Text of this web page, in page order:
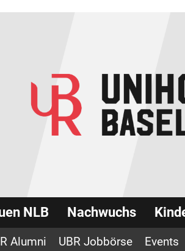
NLB Nachwuchs
Alumni UBR Jobbörse Events